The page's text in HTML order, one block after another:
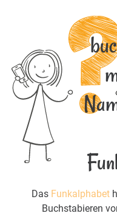
Das Funkalphabet
Buchstabieren